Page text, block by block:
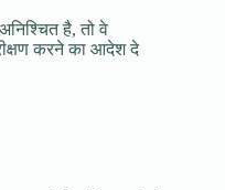
है, तो वे
करने का आदेश दे